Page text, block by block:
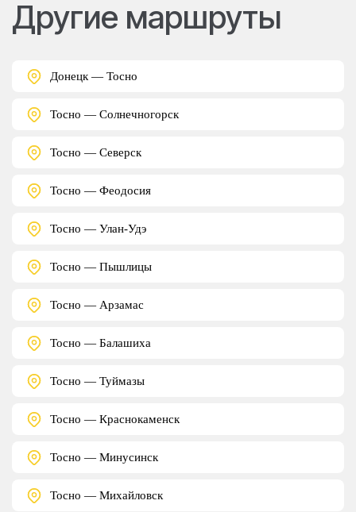
Другие маршруты
Донецк — Тосно
Тосно — Солнечногорск
Тосно — Северск
Тосно — Феодосия
Тосно — Улан-Удэ
Тосно — Пышлицы
Тосно — Арзамас
Тосно — Балашиха
Тосно — Туймазы
Тосно — Краснокаменск
Тосно — Минусинск
Тосно — Михайловск